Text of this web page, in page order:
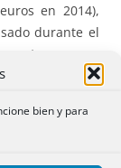
bien y para
en 2014),
durante el
en que
Organismos